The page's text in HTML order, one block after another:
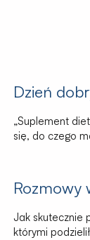
Dzień
„Suplement
się, do czego
Rozmowy
Jak skutecznie
którymi